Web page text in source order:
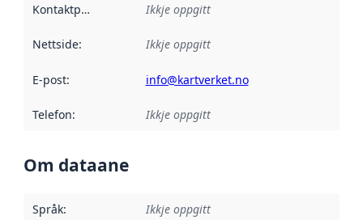
Kontaktpunkt Ikkje oppgitt
Nettside: Ikkje oppgitt
E-post: info@kartverket.no
Telefon: Ikkje oppgitt
Om dataane
Språk: Ikkje oppgitt